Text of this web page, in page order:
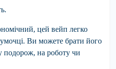
цей вейп легко
Ви можете брати його
подорож, на роботу чи